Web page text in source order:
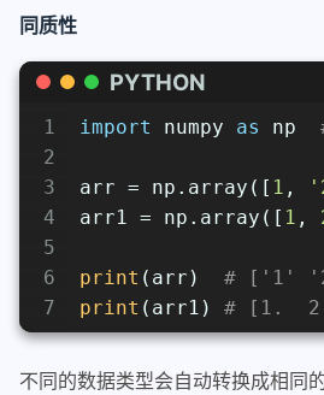
同质性
PYTHON
1
2
3
4
5
6
7
import numpy as np
arr = np.array([ 1 ,
arr1 = np.array([ 1 ,
print (arr) # ['1'
print (arr1) # [1.
不同的数据类型会自动转换成相同